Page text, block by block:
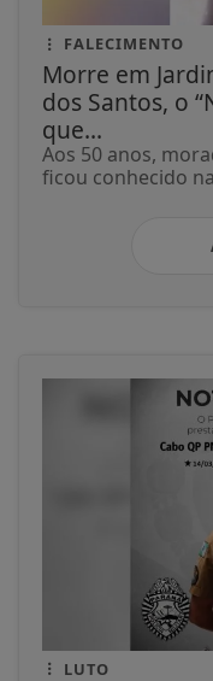
FALECIMENTO
Morre em
dos Santos, o
que...
Aos 50 anos,
ficou conhecido
LUTO